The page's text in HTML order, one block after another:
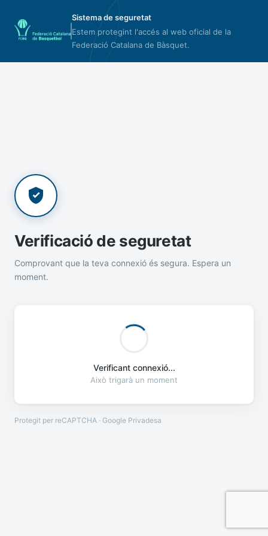
Sistema de seguretat
Estem protegint l'accés al web oficial de la
Federació Catalana de Bàsquet.
Verificació de seguretat
Comprovant que la teva connexió és segura. Espera un
moment.
Verificant connexió...
Això trigarà un moment
Protegit per reCAPTCHA · Google Privadesa